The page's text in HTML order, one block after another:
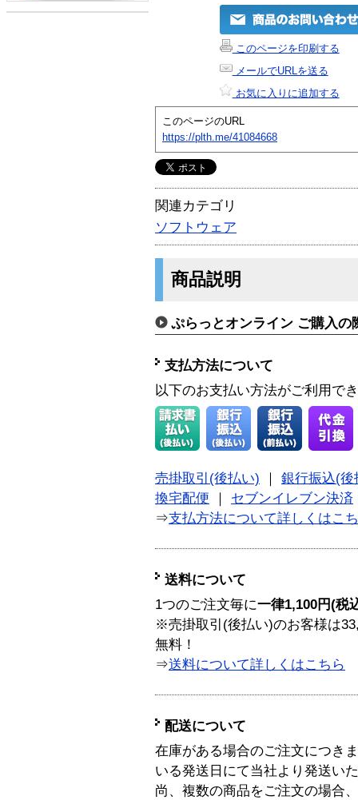
このページを印刷する
メールでURLを送る
お気に入りに追加する
このページのURL
https://plth.me/41084668
関連カテゴリ
ソフトウェア
商品説明
ぷらっとオンライン ご購入の
支払方法について
以下のお支払い方法がご利用で
売掛取引(後払い)
銀行振込(後
換宅配便
セブンイレブン決済
⇒支払方法について詳しくはこ
送料について
1つのご注文毎に一律1,100円(税
※売掛取引(後払い)のお客様は
無料！
⇒送料について詳しくはこちら
配送について
在庫がある場合のご注文につき
いる発送日にて当社より発送い
尚、複数の商品をご注文の場合